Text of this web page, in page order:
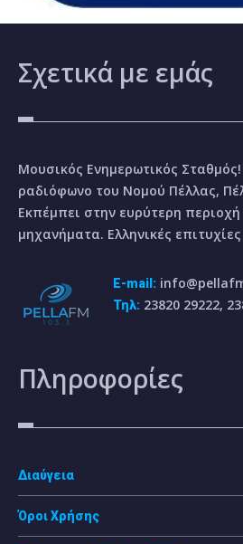
Σχετικά με εμάς
Μουσικός Ενημερωτικός
ραδιόφωνο του Νομού Πέλλας,
Εκπέμπει στην ευρύτερη περιοχή
μηχανήματα. Ελληνικές
E-mail:
Τηλ: 23820 29222,
Πληροφορίες
Διαύγεια
Όροι Χρήσης